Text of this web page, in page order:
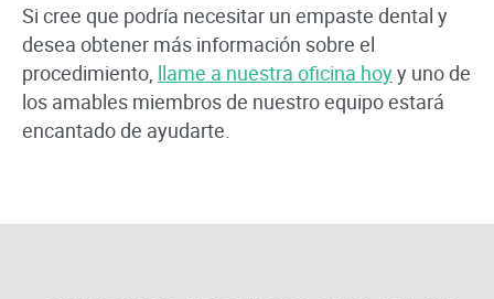
Si cree que podría necesitar un empaste dental y
desea obtener más información sobre el
procedimiento, llame a nuestra oficina hoyy uno de
los amables miembros de nuestro equipo estará
encantado de ayudarte.